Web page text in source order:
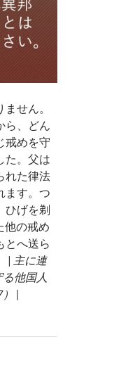
せん。
ら、どん
戒めを守
た。父は
れた律法
ます。つ
ひげを剃
他の戒め
とへ送ら
| 主に連
他国人
|